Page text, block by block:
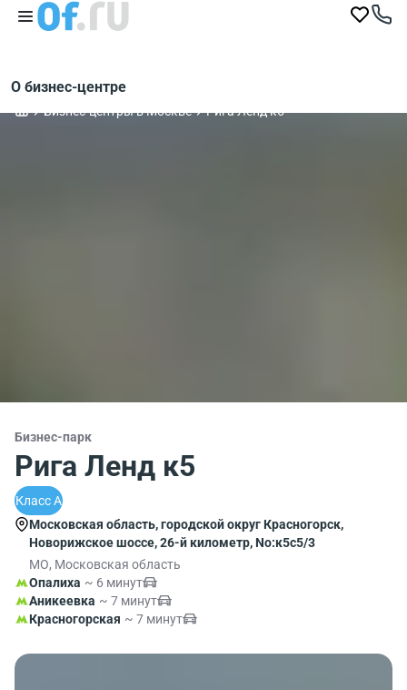
О бизнес-центре
Бизнес-центры в Москве Рига Ленд к5
Бизнес-парк
Рига Ленд к5
Класс A
Московская область, городской округ Красногорск,
Новорижское шоссе, 26-й километр, No:к5с5/3
МО, Московская область
Опалиха ~ 6 минут
Аникеевка ~ 7 минут
Красногорская ~ 7 минут